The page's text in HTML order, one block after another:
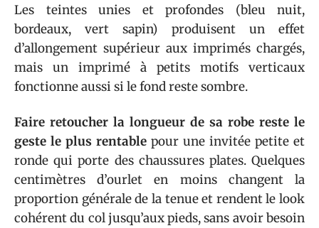
Les teintes unies et profondes (bleu nuit,
bordeaux, vert sapin) produisent un effet
d’allongement supérieur aux imprimés chargés,
mais un imprimé à petits motifs verticaux
fonctionne aussi si le fond reste sombre.
Faire retoucher la longueur de sa robe reste le
geste le plus rentable pour une invitée petite et
ronde qui porte des chaussures plates. Quelques
centimètres d’ourlet en moins changent la
proportion générale de la tenue et rendent le look
cohérent du col jusqu’aux pieds, sans avoir besoin